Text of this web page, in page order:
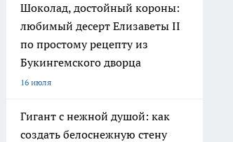
Шоколад, достойный короны:
любимый десерт Елизаветы II
по простому рецепту из
Букингемского дворца
16 июля
Гигант с нежной душой: как
создать белоснежную стену